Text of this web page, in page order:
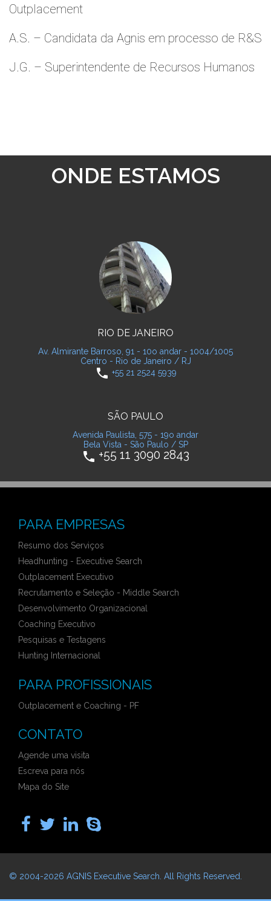
Outplacement
A.S. – Candidata da Agnis em processo de R&S
J.G. – Superintendente de Recursos Humanos
ONDE ESTAMOS
RIO DE JANEIRO
Av. Almirante Barroso, 91 - 10o andar - 1004/1005
Centro - Rio de Janeiro / RJ
phone +55 21 2524 5939
SÃO PAULO
Avenida Paulista, 575 - 19o andar
Bela Vista - São Paulo / SP
phone +55 11 3090 2843
PARA EMPRESAS
Resumo dos Serviços
Headhunting - Executive Search
Outplacement Executivo
Recrutamento e Seleção - Middle Search
Desenvolvimento Organizacional
Coaching Executivo
Pesquisas e Testagens
Hunting Internacional
PARA PROFISSIONAIS
Outplacement e Coaching - PF
CONTATO
Agende uma visita
Escreva para nós
Mapa do Site
© 2004-2026 AGNIS Executive Search . All Rights Reserved.